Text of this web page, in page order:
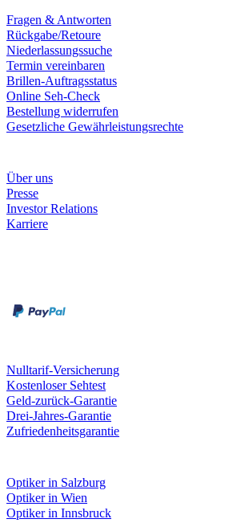
Fragen & Antworten
Rückgabe/Retoure
Niederlassungssuche
Termin vereinbaren
Brillen-Auftragsstatus
Online Seh-Check
Bestellung widerrufen
Gesetzliche Gewährleistungsrechte
Über uns
Presse
Investor Relations
Karriere
Nulltarif-Versicherung
Kostenloser Sehtest
Geld-zurück-Garantie
Drei-Jahres-Garantie
Zufriedenheitsgarantie
Optiker in Salzburg
Optiker in Wien
Optiker in Innsbruck